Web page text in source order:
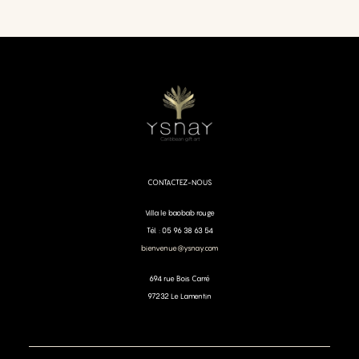
CONTACTEZ-NOUS
Villa le baobab rouge
Tél. : 05 96 38 63 54
bienvenue@ysnay.com
694 rue Bois Carré
97232 Le Lamentin